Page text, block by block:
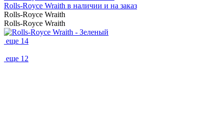
Rolls-Royce Wraith в наличии и на заказ
Rolls-Royce Wraith
Rolls-Royce Wraith
еще 14
еще 12